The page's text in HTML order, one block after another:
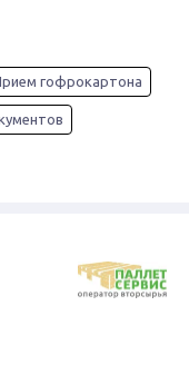
гофрокартона